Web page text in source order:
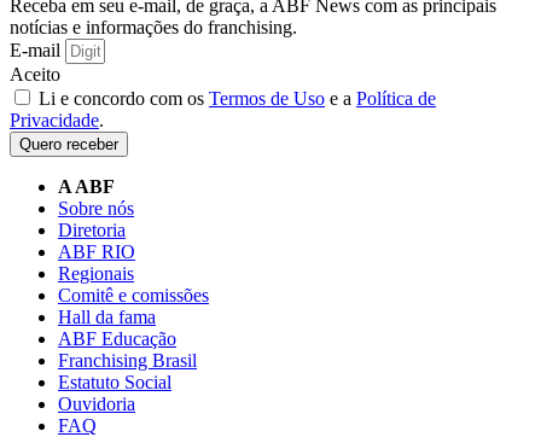
Receba em seu e-mail, de graça, a ABF News com as principais
notícias e informações do franchising.
E-mail
Aceito
Li e concordo com os Termos de Uso e a Política de
Privacidade.
Quero receber
A ABF
Sobre nós
Diretoria
ABF RIO
Regionais
Comitê e comissões
Hall da fama
ABF Educação
Franchising Brasil
Estatuto Social
Ouvidoria
FAQ